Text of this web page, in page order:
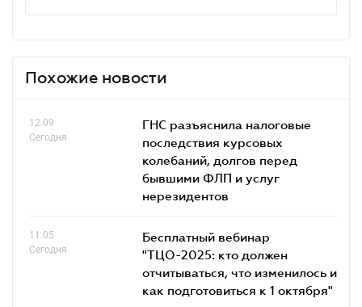
Похожие новости
12.09
Сегодня
ГНС разъяснила налоговые
последствия курсовых
колебаний, долгов перед
бывшими ФЛП и услуг
нерезидентов
11.05
Сегодня
Бесплатный вебинар
"ТЦО-2025: кто должен
отчитываться, что изменилось и
как подготовиться к 1 октября"